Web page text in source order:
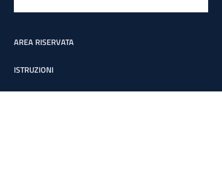
Footer menu
AREA RISERVATA
ISTRUZIONI